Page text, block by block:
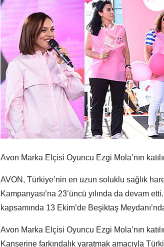
Avon Marka Elçisi Oyuncu Ezgi Mola’nın
AVON, Türkiye’nin en uzun soluklu sağlık
Kampanyası’na 23’üncü yılında da devam
kapsamında 13 Ekim’de Beşiktaş
Avon Marka Elçisi Oyuncu Ezgi Mola’nın
Kanserine farkındalık yaratmak amacıyla